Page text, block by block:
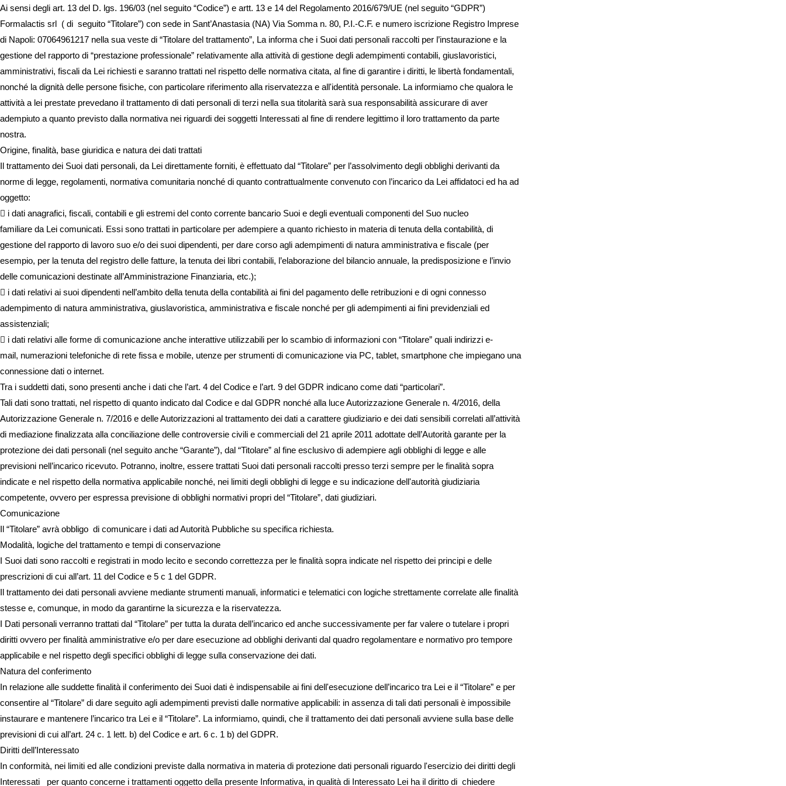
Ai sensi degli art. 13 del D. lgs. 196/03 (nel seguito “Codice”) e artt. 13 e 14 del Regolamento 2016/679/UE (nel seguito “GDPR”)
Formalactis srl ( di seguito “Titolare”) con sede in Sant’Anastasia (NA) Via Somma n. 80, P.I.-C.F. e numero iscrizione Registro Imprese
di Napoli: 07064961217 nella sua veste di “Titolare del trattamento”, La informa che i Suoi dati personali raccolti per l’instaurazione e la
gestione del rapporto di “prestazione professionale” relativamente alla attività di gestione degli adempimenti contabili, giuslavoristici,
amministrativi, fiscali da Lei richiesti e saranno trattati nel rispetto delle normativa citata, al fine di garantire i diritti, le libertà fondamentali,
nonché la dignità delle persone fisiche, con particolare riferimento alla riservatezza e all'identità personale. La informiamo che qualora le
attività a lei prestate prevedano il trattamento di dati personali di terzi nella sua titolarità sarà sua responsabilità assicurare di aver
adempiuto a quanto previsto dalla normativa nei riguardi dei soggetti Interessati al fine di rendere legittimo il loro trattamento da parte
nostra.
Origine, finalità, base giuridica e natura dei dati trattati
Il trattamento dei Suoi dati personali, da Lei direttamente forniti, è effettuato dal “Titolare” per l’assolvimento degli obblighi derivanti da
norme di legge, regolamenti, normativa comunitaria nonché di quanto contrattualmente convenuto con l’incarico da Lei affidatoci ed ha ad
oggetto:
 i dati anagrafici, fiscali, contabili e gli estremi del conto corrente bancario Suoi e degli eventuali componenti del Suo nucleo
familiare da Lei comunicati. Essi sono trattati in particolare per adempiere a quanto richiesto in materia di tenuta della contabilità, di
gestione del rapporto di lavoro suo e/o dei suoi dipendenti, per dare corso agli adempimenti di natura amministrativa e fiscale (per
esempio, per la tenuta del registro delle fatture, la tenuta dei libri contabili, l’elaborazione del bilancio annuale, la predisposizione e l’invio
delle comunicazioni destinate all’Amministrazione Finanziaria, etc.);
 i dati relativi ai suoi dipendenti nell’ambito della tenuta della contabilità ai fini del pagamento delle retribuzioni e di ogni connesso
adempimento di natura amministrativa, giuslavoristica, amministrativa e fiscale nonché per gli adempimenti ai fini previdenziali ed
assistenziali;
 i dati relativi alle forme di comunicazione anche interattive utilizzabili per lo scambio di informazioni con “Titolare” quali indirizzi e-
mail, numerazioni telefoniche di rete fissa e mobile, utenze per strumenti di comunicazione via PC, tablet, smartphone che impiegano una
connessione dati o internet.
Tra i suddetti dati, sono presenti anche i dati che l’art. 4 del Codice e l’art. 9 del GDPR indicano come dati “particolari”.
Tali dati sono trattati, nel rispetto di quanto indicato dal Codice e dal GDPR nonché alla luce Autorizzazione Generale n. 4/2016, della
Autorizzazione Generale n. 7/2016 e delle Autorizzazioni al trattamento dei dati a carattere giudiziario e dei dati sensibili correlati all’attività
di mediazione finalizzata alla conciliazione delle controversie civili e commerciali del 21 aprile 2011 adottate dell’Autorità garante per la
protezione dei dati personali (nel seguito anche “Garante”), dal “Titolare” al fine esclusivo di adempiere agli obblighi di legge e alle
previsioni nell’incarico ricevuto. Potranno, inoltre, essere trattati Suoi dati personali raccolti presso terzi sempre per le finalità sopra
indicate e nel rispetto della normativa applicabile nonché, nei limiti degli obblighi di legge e su indicazione dell'autorità giudiziaria
competente, ovvero per espressa previsione di obblighi normativi propri del “Titolare”, dati giudiziari.
Comunicazione
Il “Titolare” avrà obbligo di comunicare i dati ad Autorità Pubbliche su specifica richiesta.
Modalità, logiche del trattamento e tempi di conservazione
I Suoi dati sono raccolti e registrati in modo lecito e secondo correttezza per le finalità sopra indicate nel rispetto dei principi e delle
prescrizioni di cui all’art. 11 del Codice e 5 c 1 del GDPR.
Il trattamento dei dati personali avviene mediante strumenti manuali, informatici e telematici con logiche strettamente correlate alle finalità
stesse e, comunque, in modo da garantirne la sicurezza e la riservatezza.
I Dati personali verranno trattati dal “Titolare” per tutta la durata dell’incarico ed anche successivamente per far valere o tutelare i propri
diritti ovvero per finalità amministrative e/o per dare esecuzione ad obblighi derivanti dal quadro regolamentare e normativo pro tempore
applicabile e nel rispetto degli specifici obblighi di legge sulla conservazione dei dati.
Natura del conferimento
In relazione alle suddette finalità il conferimento dei Suoi dati è indispensabile ai fini dell'esecuzione dell’incarico tra Lei e il “Titolare” e per
consentire al “Titolare” di dare seguito agli adempimenti previsti dalle normative applicabili: in assenza di tali dati personali è impossibile
instaurare e mantenere l’incarico tra Lei e il “Titolare”. La informiamo, quindi, che il trattamento dei dati personali avviene sulla base delle
previsioni di cui all’art. 24 c. 1 lett. b) del Codice e art. 6 c. 1 b) del GDPR.
Diritti dell’Interessato
In conformità, nei limiti ed alle condizioni previste dalla normativa in materia di protezione dati personali riguardo l'esercizio dei diritti degli
Interessati per quanto concerne i trattamenti oggetto della presente Informativa, in qualità di Interessato Lei ha il diritto di chiedere